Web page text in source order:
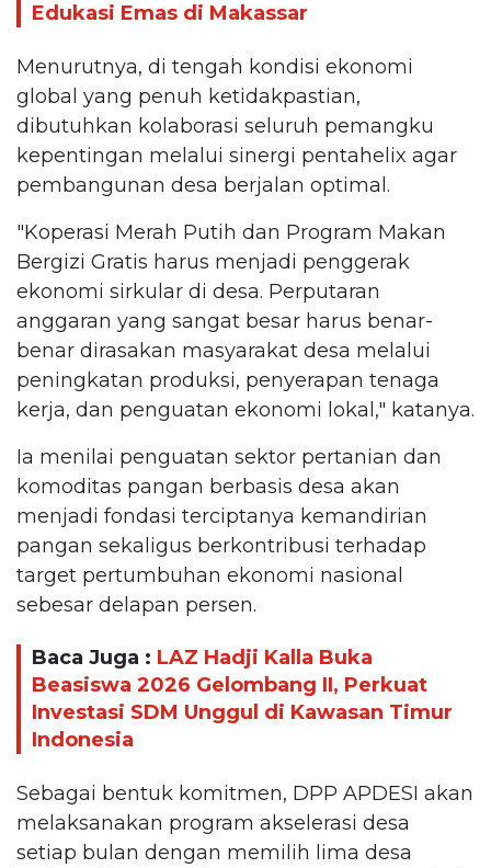
Edukasi Emas di Makassar
Menurutnya, di tengah kondisi ekonomi
global yang penuh ketidakpastian,
dibutuhkan kolaborasi seluruh pemangku
kepentingan melalui sinergi pentahelix agar
pembangunan desa berjalan optimal.
"Koperasi Merah Putih dan Program Makan
Bergizi Gratis harus menjadi penggerak
ekonomi sirkular di desa. Perputaran
anggaran yang sangat besar harus benar-
benar dirasakan masyarakat desa melalui
peningkatan produksi, penyerapan tenaga
kerja, dan penguatan ekonomi lokal," katanya.
Ia menilai penguatan sektor pertanian dan
komoditas pangan berbasis desa akan
menjadi fondasi terciptanya kemandirian
pangan sekaligus berkontribusi terhadap
target pertumbuhan ekonomi nasional
sebesar delapan persen.
Baca Juga : LAZ Hadji Kalla Buka
Beasiswa 2026 Gelombang II, Perkuat
Investasi SDM Unggul di Kawasan Timur
Indonesia
Sebagai bentuk komitmen, DPP APDESI akan
melaksanakan program akselerasi desa
setiap bulan dengan memilih lima desa